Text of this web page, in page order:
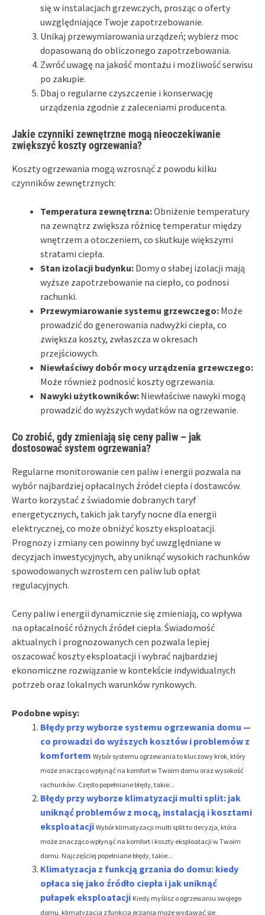
się w instalacjach grzewczych, prosząc o oferty
uwzględniające Twoje zapotrzebowanie.
Unikaj przewymiarowania urządzeń; wybierz moc
dopasowaną do obliczonego zapotrzebowania.
Zwróć uwagę na jakość montażu i możliwość serwisu
po zakupie.
Dbaj o regularne czyszczenie i konserwację
urządzenia zgodnie z zaleceniami producenta.
Jakie czynniki zewnętrzne mogą nieoczekiwanie
zwiększyć koszty ogrzewania?
Koszty ogrzewania mogą wzrosnąć z powodu kilku
czynników zewnętrznych:
Temperatura zewnętrzna:Obniżenie temperatury
na zewnątrz zwiększa różnicę temperatur między
wnętrzem a otoczeniem, co skutkuje większymi
stratami ciepła.
Stan izolacji budynku: Domy o słabej izolacji mają
wyższe zapotrzebowanie na ciepło, co podnosi
rachunki.
Przewymiarowanie systemu grzewczego: Może
prowadzić do generowania nadwyżki ciepła, co
zwiększa koszty, zwłaszcza w okresach
przejściowych.
Niewłaściwy dobór mocy urządzenia grzewczego:
Może również podnosić koszty ogrzewania.
Nawyki użytkowników: Niewłaściwe nawyki mogą
prowadzić do wyższych wydatków na ogrzewanie.
Co zrobić, gdy zmieniają się ceny paliw – jak
dostosować system ogrzewania?
Regularne monitorowanie cen paliw i energii pozwala na
wybór najbardziej opłacalnych źródeł ciepła i dostawców.
Warto korzystać z świadomie dobranych taryf
energetycznych, takich jak taryfy nocne dla energii
elektrycznej, co może obniżyć koszty eksploatacji.
Prognozy i zmiany cen powinny być uwzględniane w
decyzjach inwestycyjnych, aby uniknąć wysokich rachunków
spowodowanych wzrostem cen paliw lub opłat
regulacyjnych.
Ceny paliw i energii dynamicznie się zmieniają, co wpływa
na opłacalność różnych źródeł ciepła. Świadomość
aktualnych i prognozowanych cen pozwala lepiej
oszacować koszty eksploatacji i wybrać najbardziej
ekonomiczne rozwiązanie w kontekście indywidualnych
potrzeb oraz lokalnych warunków rynkowych.
Podobne wpisy:
Błędy przy wyborze systemu ogrzewania domu —
co prowadzi do wyższych kosztów i problemów z
komfortem Wybór systemu ogrzewania to kluczowy krok, który
może znacząco wpłynąć na komfort w Twoim domu oraz wysokość
rachunków. Często popełniane błędy, takie...
Błędy przy wyborze klimatyzacji multi split: jak
uniknąć problemów z mocą, instalacją i kosztami
eksploatacji Wybór klimatyzacji multi split to decyzja, która
może znacząco wpłynąć na komfort i koszty eksploatacji w Twoim
domu. Najczęściej popełniane błędy, takie...
Klimatyzacja z funkcją grzania do domu: kiedy
opłaca się jako źródło ciepła i jak uniknąć
pułapek eksploatacji Kiedy myślisz o ogrzewaniu swojego
domu, klimatyzacja z funkcją grzania może wydawać się